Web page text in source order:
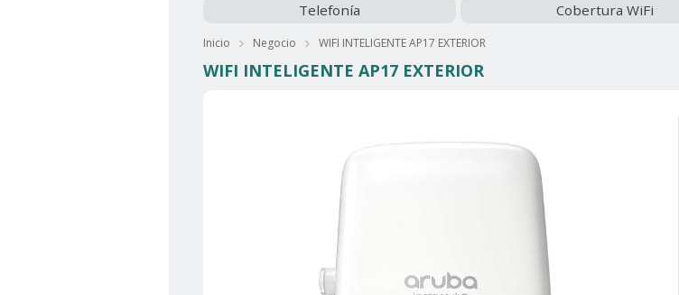
Telefonía Cobertura WiFi
Inicio Negocio WIFI INTELIGENTE AP17 EXTERIOR
WIFI INTELIGENTE AP17 EXTERIOR